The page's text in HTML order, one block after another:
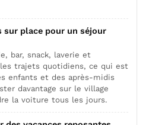
sur place pour un séjour
bar, snack, laverie et
trajets quotidiens, ce qui est
enfants et des après-midis
davantage sur le village
la voiture tous les jours.